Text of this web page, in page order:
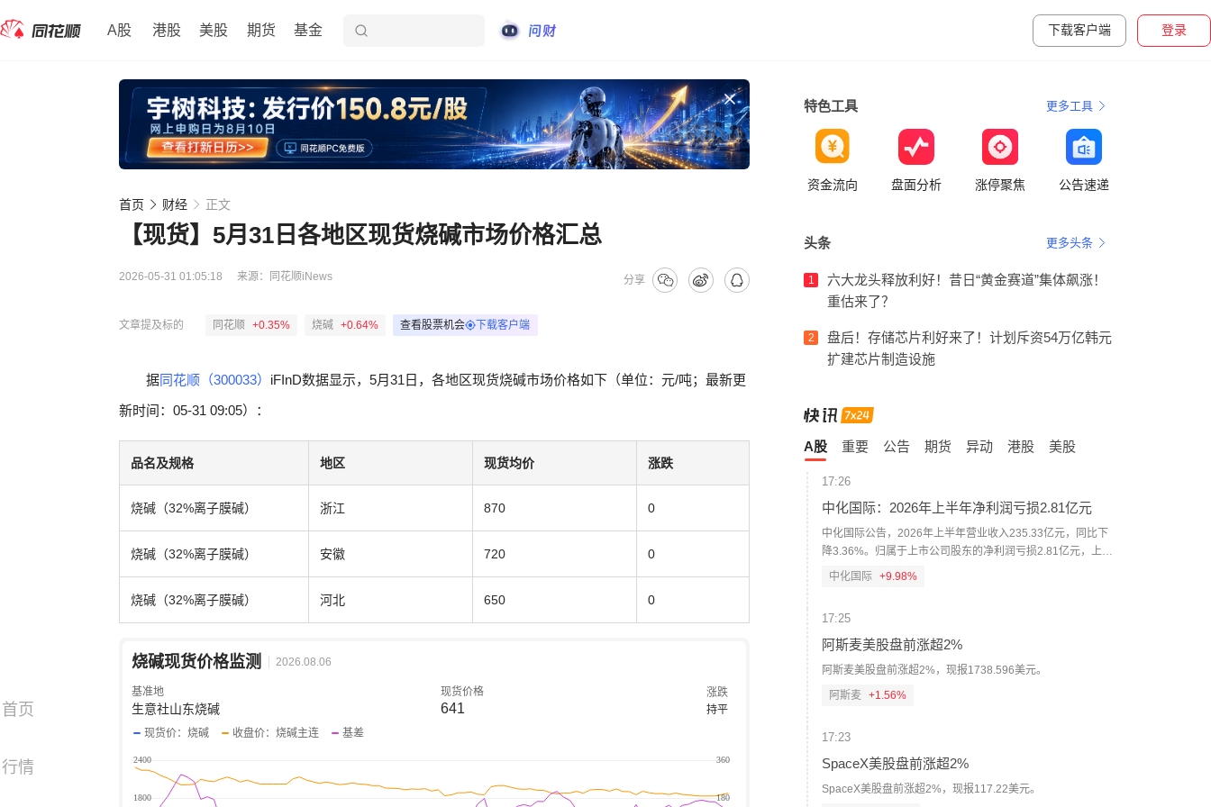
A股 港股 美股 期货 基金 下载客户端 登录
首页
行情
首页 财经 正文
【现货】5月31日各地区现货烧碱市场价格汇总
2026-05-31 01:05:18 来源： 同花顺iNews 分享
文章提及标的 同花顺 +0.35% 烧碱 +0.64% 查看股票机会 下载客户端
据同花顺（300033） iFInD数据显示，5月31日，各地区现货烧碱市场价格如下（单位：元/吨；最新更
新时间：05-31 09:05）：
品名及规格 地区 现货均价 涨跌
烧碱（32%离子膜碱） 浙江 870 0
烧碱（32%离子膜碱） 安徽 720 0
烧碱（32%离子膜碱） 河北 650 0
烧碱现货价格监测 2026.08.06
基准地
生意社山东烧碱
现货价格
641
涨跌
持平
现货价：烧碱
收盘价：烧碱主连 基差
特色工具 更多工具
资金流向 盘面分析 涨停聚焦 公告速递
头条 更多头条
1
六大龙头释放利好！昔日“黄金赛道”集体飙涨！
重估来了？
2
盘后！存储芯片利好来了！计划斥资54万亿韩元
扩建芯片制造设施
A股 重要 公告 期货 异动 港股 美股
17:26
中化国际：2026年上半年净利润亏损2.81亿元
中化国际公告，2026年上半年营业收入235.33亿元，同比下
降3.36%。归属于上市公司股东的净利润亏损2.81亿元，上年
同期亏损8.86亿元。
中化国际 +9.98%
17:25
阿斯麦美股盘前涨超2%
阿斯麦美股盘前涨超2%，现报1738.596美元。
阿斯麦 +1.56%
17:23
SpaceX美股盘前涨超2%
SpaceX美股盘前涨超2%，现报117.22美元。